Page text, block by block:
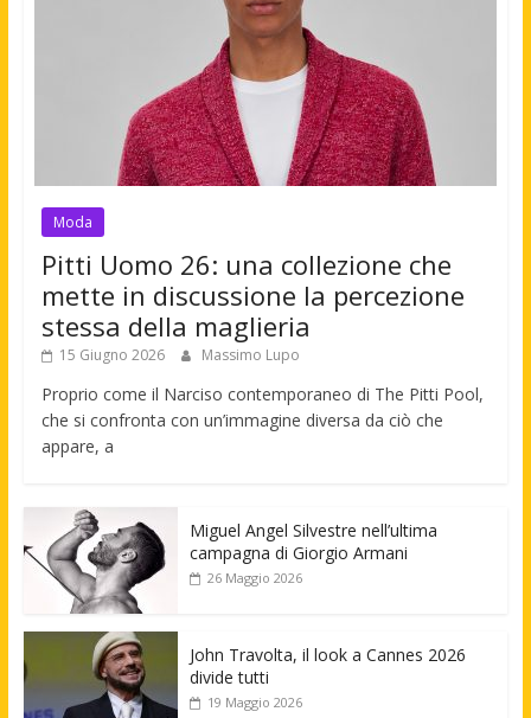
Moda
Pitti Uomo 26: una collezione che
mette in discussione la percezione
stessa della maglieria
15 Giugno 2026 Massimo Lupo
Proprio come il Narciso contemporaneo di The Pitti Pool,
che si confronta con un’immagine diversa da ciò che
appare, a
Miguel Angel Silvestre nell’ultima
campagna di Giorgio Armani
26 Maggio 2026
John Travolta, il look a Cannes 2026
divide tutti
19 Maggio 2026